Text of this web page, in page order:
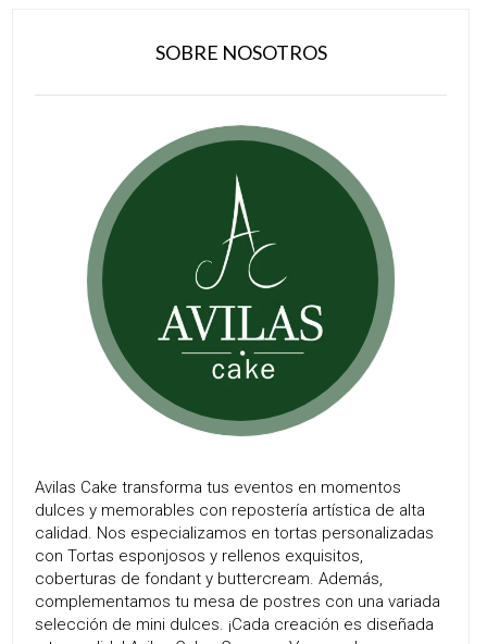
SOBRE NOSOTROS
Avilas Cake transforma tus eventos en momentos
dulces y memorables con repostería artística de alta
calidad. Nos especializamos en tortas personalizadas
con Tortas esponjosos y rellenos exquisitos,
coberturas de fondant y buttercream. Además,
complementamos tu mesa de postres con una variada
selección de mini dulces. ¡Cada creación es diseñada